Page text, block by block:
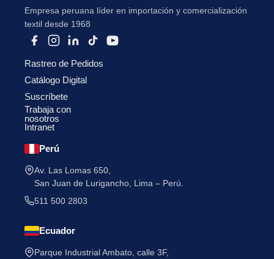
Empresa peruana líder en importación y comercialización
textil desde 1968
Rastreo de Pedidos
Catálogo Digital
Suscríbete
Trabaja con
nosotros
Intranet
Perú
Av. Las Lomas 650,
San Juan de Lurigancho, Lima – Perú.
511 500 2803
Ecuador
Parque Industrial Ambato, calle 3F,